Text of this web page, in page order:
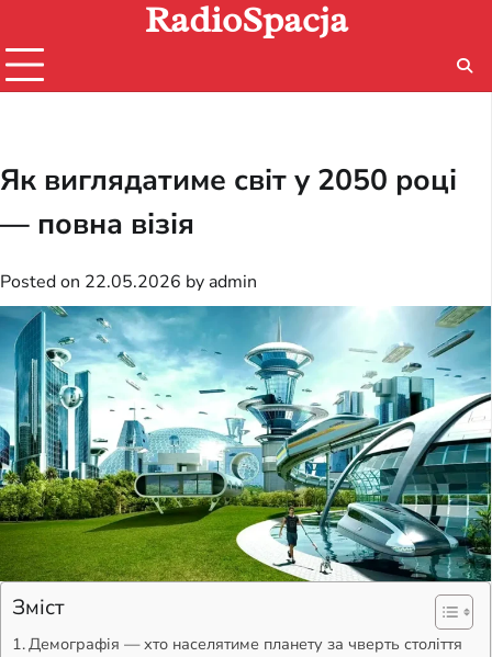
content
RadioSpacja
Як виглядатиме світ у 2050 році
— повна візія
Posted on 22.05.2026 by admin
Зміст
Демографія — хто населятиме планету за чверть століття